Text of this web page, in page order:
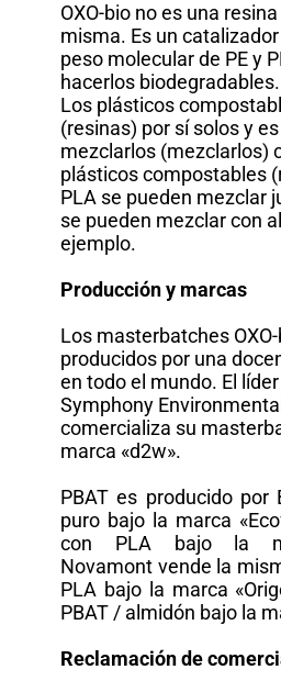
OXO-bio no es una
misma. Es un
peso molecular de PE y
hacerlos biodegradables.
Los plásticos
(resinas) por sí solos y
mezclarlos (mezclarlos)
plásticos compostables
PLA se pueden mezclar
se pueden mezclar con
ejemplo.
Producción y marcas
Los masterbatches
producidos por una
en todo el mundo. El
Symphony
comercializa su
marca «d2w».
PBAT es producido por
puro bajo la marca
con PLA bajo la
Novamont vende la
PLA bajo la marca
PBAT / almidón bajo la
Reclamación de